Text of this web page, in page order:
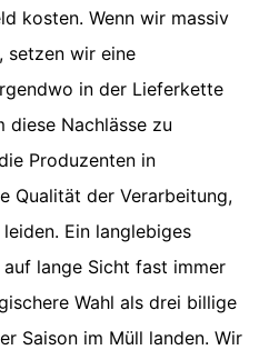
kosten. Wenn wir massiv
setzen wir eine
in der Lieferkette
diese Nachlässe zu
Produzenten in
Qualität der Verarbeitung,
Ein langlebiges
lange Sicht fast immer
Wahl als drei billige
Saison im Müll landen. Wir